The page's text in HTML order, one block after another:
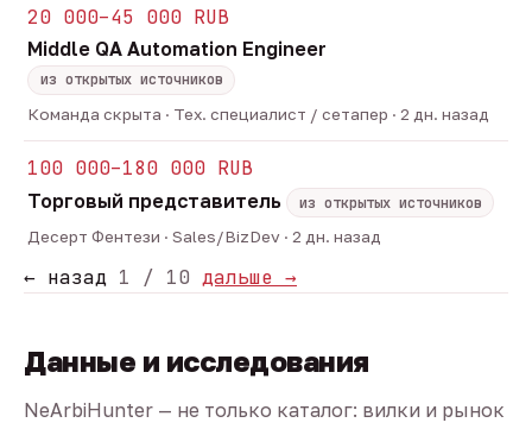
20 000–45 000 RUB
Middle QA Automation Engineer
из открытых источников
Команда скрыта · Тех. специалист / сетапер · 2 дн. назад
100 000–180 000 RUB
Торговый представитель
из открытых источников
Десерт Фентези · Sales/BizDev · 2 дн. назад
← назад 1 / 10 дальше →
Данные и исследования
NeArbiHunter — не только каталог: вилки и рынок